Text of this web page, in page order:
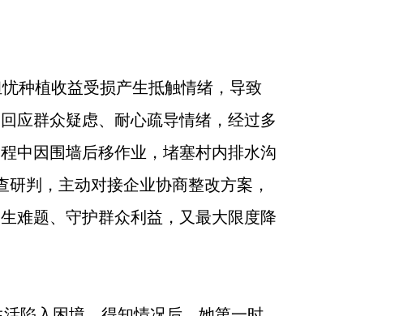
种植收益受损产生抵触情绪，导致
应群众疑虑、耐心疏导情绪，经过多
中因围墙后移作业，堵塞村内排水沟
判，主动对接企业协商整改方案，
难题、守护群众利益，又最大限度降